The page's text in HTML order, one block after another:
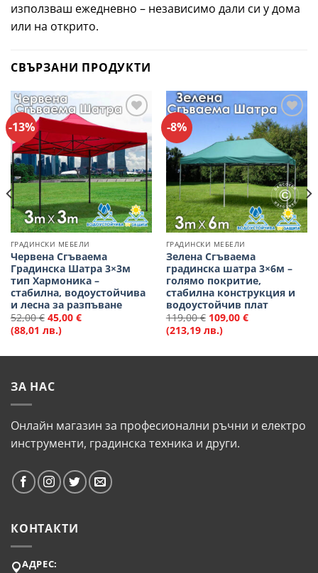
използваш ежедневно – независимо дали си у дома
или на открито.
СВЪРЗАНИ ПРОДУКТИ
-13%
Добави
Любими
ГРАДИНСКИ МЕБЕЛИ
Червена Сгъваема
Градинска Шатра 3×3м
тип Хармоника –
стабилна, водоустойчива
и лесна за разпъване
52,00€ 45,00 €
(88,01 лв.)
-8%
Добави
в
Любими
ГРАДИНСКИ МЕБЕЛИ
Зелена Сгъваема
градинска шатра 3×6м –
голямо покритие,
стабилна конструкция и
водоустойчив плат
119,00€ 109,00 €
(213,19 лв.)
ЗА НАС
Онлайн магазин за професионални ръчни и електро
инструменти, градинска техника и други.
КОНТАКТИ
АДРЕС: